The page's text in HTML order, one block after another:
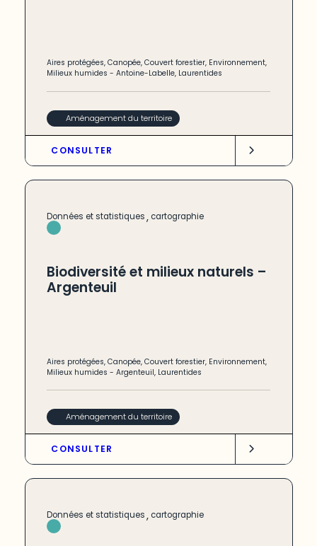
Aires protégées,Canopée,Couvert forestier, Environnement,
Milieux humides -Antoine-Labelle, Laurentides
Aménagement du territoire
CONSULTER
Données et statistiques, cartographie
Biodiversité et milieux naturels –
Argenteuil
Aires protégées,Canopée,Couvert forestier, Environnement,
Milieux humides -Argenteuil, Laurentides
Aménagement du territoire
CONSULTER
Données et statistiques, cartographie